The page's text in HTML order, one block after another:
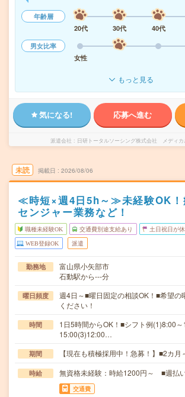
年齢層
20代
30代 40代
男女比率
女性
もっと見る
気になる! 応募へ進む
派遣会社 日研トータルソーシング株式会社 メディカ
未読 掲載日 2026/08/06
≪時短×週4日5h～≫未経験OK！
センジャー業務など！
職種未経験OK 交通費別途支給あり 土日祝日が
WEB登録OK 派遣
勤務地
富山県小矢部市
石動駅から---分
曜日頻度
週4日～■曜日固定の相談OK！■希望の
ください！
時間
1日5時間からOK！■シフト例(1)8:00
15:00(3)12:00…
期間 【現在も積極採用中！急募！】■2カ月
時給 無資格未経験：時給1200円～ ■週払
交通費